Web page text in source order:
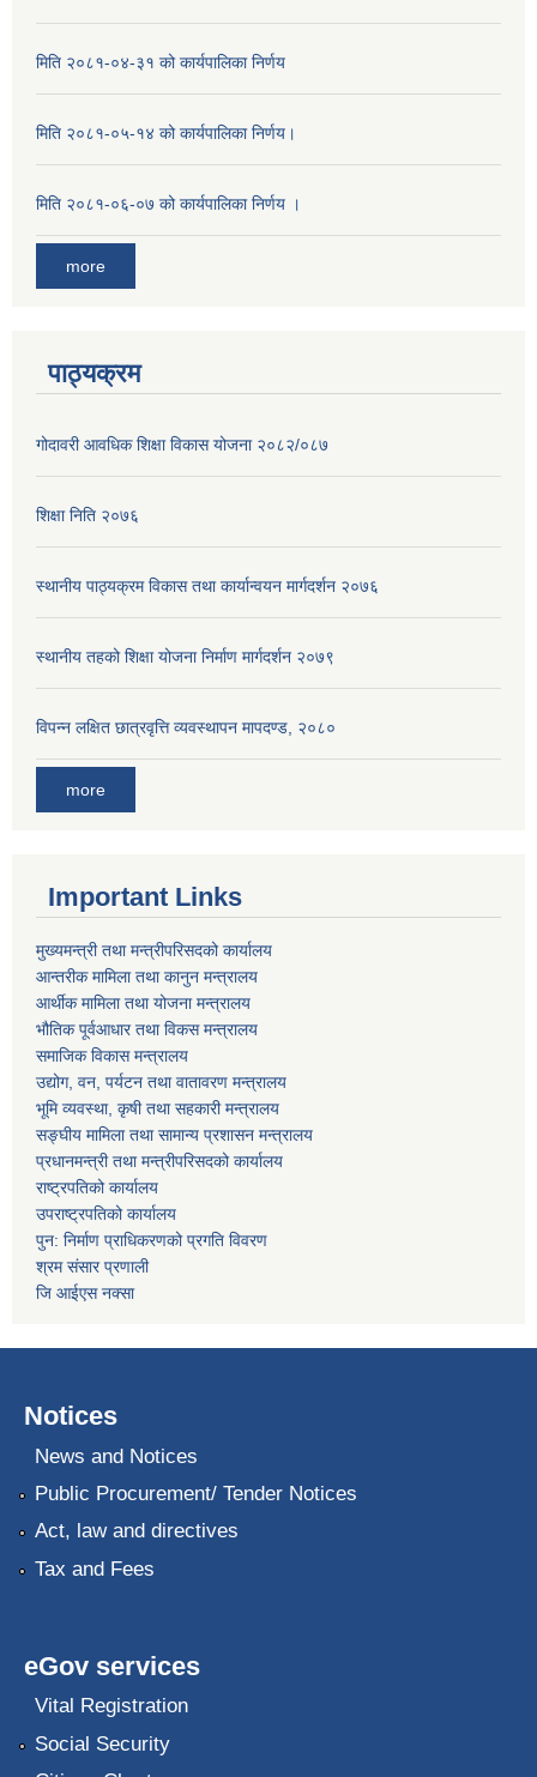
मिति २०८१-०४-३१ को कार्यपालिका निर्णय
मिति २०८१-०५-१४ को कार्यपालिका निर्णय।
मिति २०८१-०६-०७ को कार्यपालिका निर्णय ।
more
पाठ्यक्रम
गोदावरी आवधिक शिक्षा विकास योजना २०८२/०८७
शिक्षा निति २०७६
स्थानीय पाठ्यक्रम विकास तथा कार्यान्वयन मार्गदर्शन २०७६
स्थानीय तहको शिक्षा योजना निर्माण मार्गदर्शन २०७९
विपन्न लक्षित छात्रवृत्ति व्यवस्थापन मापदण्ड, २०८०
more
Important Links
मुख्यमन्त्री तथा मन्त्रीपरिसदको कार्यालय
आन्तरीक मामिला तथा कानुन मन्त्रालय
आर्थीक मामिला तथा योजना मन्त्रालय
भौतिक पूर्वआधार तथा विकस मन्त्रालय
समाजिक विकास मन्त्रालय
उद्योग, वन, पर्यटन तथा वातावरण मन्त्रालय
भूमि व्यवस्था, कृषी तथा सहकारी मन्त्रालय
सङ्घीय मामिला तथा सामान्य प्रशासन मन्त्रालय
प्रधानमन्त्री तथा मन्त्रीपरिसदको कार्यालय
राष्ट्रपतिको कार्यालय
उपराष्ट्रपतिको कार्यालय
पुन: निर्माण प्राधिकरणको प्रगति विवरण
श्रम संसार प्रणाली
जि आईएस नक्सा
Notices
News and Notices
Public Procurement/ Tender Notices
Act, law and directives
Tax and Fees
eGov services
Vital Registration
Social Security